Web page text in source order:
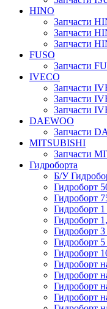
HINO
Запчасти
Запчасти
Запчасти
FUSO
Запчасти
IVECO
Запчасти
Запчасти
Запчасти
DAEWOO
Запчасти
MITSUBISHI
Запчасти
Гидроборта
Б/У
Гидроборт
Гидроборт
Гидроборт 1
Гидроборт
Гидроборт
Гидроборт
Гидроборт
Гидроборт
Гидроборт
Гидроборт
Гидроборт